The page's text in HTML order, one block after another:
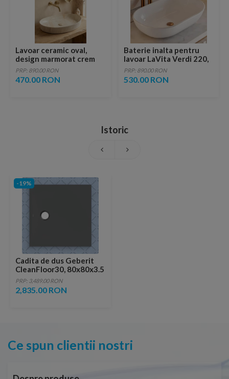
Lavoar ceramic oval,
design marmorat crem
lucios cu vene aurii,
ventil inclus
PRP: 890.00 RON
470.00 RON
Baterie inalta pentru
lavoar LaVita Verdi 220,
fara ventil, brushed
copper
PRP: 890.00 RON
530.00 RON
Istoric
-19%
Cadita de dus Geberit
CleanFloor30, 80x80x3.5
cm cu folie de
hidroizolatie
PRP: 3,489.00 RON
2,835.00 RON
Ce spun clientii nostri